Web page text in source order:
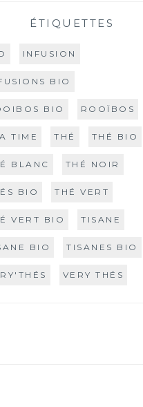
ÉTIQUETTES
INFUSION
BIO
BIO ROOÏBOS
TIME THÉ THÉ BIO
BLANC THÉ NOIR
BIO THÉ VERT
VERT BIO TISANE
BIO TISANES BIO
VERY THÉS